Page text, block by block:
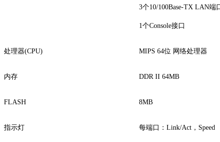
3个10/100Base-TX LAN端
1个Console接口
处理器(CPU) MIPS 64位 网络处理器
内存 DDR II 64MB
FLASH 8MB
指示灯 每端口：Link/Act，Speed